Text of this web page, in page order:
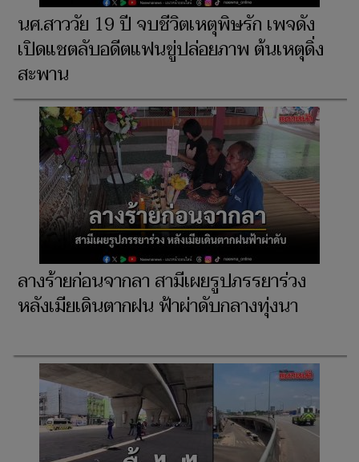
นศ.สาววัย 19 ปี จบชีวิตเหตุพิษรัก เพจดัง
เปิดแชตลับอดีตแฟนขู่ปล่อยภาพ ต้นเหตุดิ่ง
สะพาน
ลางร้ายก่อนจากลา สามีเผยรูปภรรยาร่วง
หลังเมียเดินตากฝน ฟ้าผ่าดับกลางทุ่งนา